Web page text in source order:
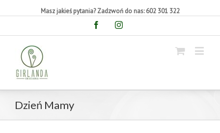
Masz jakieś pytania? Zadzwoń do nas: 602 301 322
FacebookInstagram
Dzień Mamy